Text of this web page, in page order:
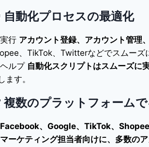
自動化プロセスの最適化
行 アカウント登録、アカウント管理
、TikTok、Twitterなどでスムーズ
ルプ 自動化スクリプトはスムーズに
ます。
複数のプラットフォーム
Facebook、Google、TikTok、
マーケティング担当者向けに、多数の